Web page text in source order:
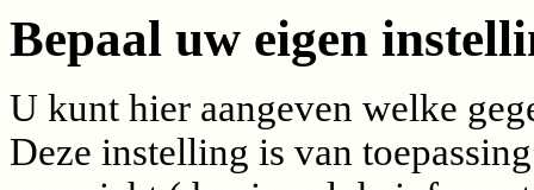
Bepaal uw eigen
U kunt hier aangeven welke
Deze instelling is van